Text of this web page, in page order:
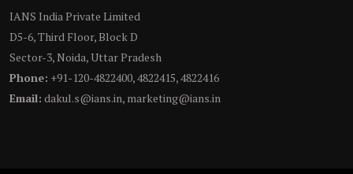
IANS India Private Limited
D5-6, Third Floor, Block D
Sector-3, Noida, Uttar Pradesh
Phone: +91-120-4822400, 4822415, 4822416
Email: dakul.s@ians.in, marketing@ians.in